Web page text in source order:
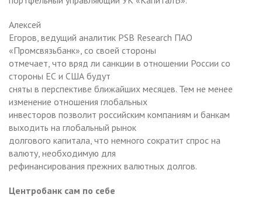
Алексей
Егоров, ведущий аналитик PSB Research ПАО
«Промсвязьбанк», со своей стороны
отмечает, что вряд ли санкции в отношении России со
стороны ЕС и США будут
сняты в перспективе ближайших месяцев. Тем не менее
изменение отношения глобальных
инвесторов позволит российским компаниям и банкам
выходить на глобальный рынок
долгового капитала, что немного сократит спрос на
валюту, необходимую для
рефинансирования прежних валютных долгов.
Центробанк сам по себе